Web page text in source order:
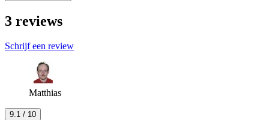
3 reviews
Schrijf een review
Matthias
9.1 / 10